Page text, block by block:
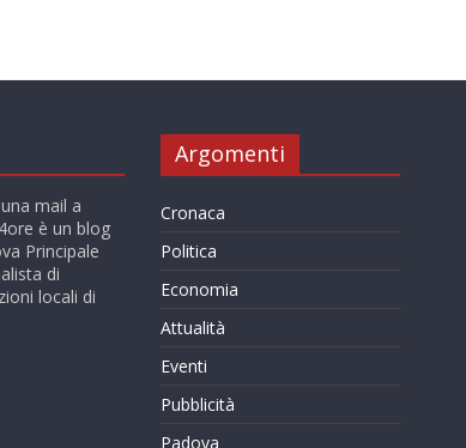
mail a
è un blog
Principale
di
locali di
Argomenti
Cronaca
Politica
Economia
Attualità
Eventi
Pubblicità
Padova